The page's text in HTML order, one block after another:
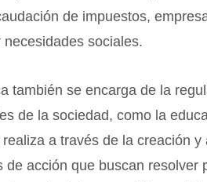
de impuestos,
sociales.
también se encarga de la
de la sociedad, como la
a través de la creación y
acción que buscan resolver